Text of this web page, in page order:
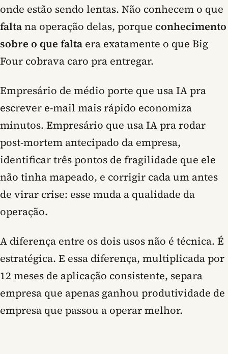
onde estão sendo lentas. Não conhecem o que
faltana operação delas, porque conhecimento
sobre o que falta era exatamente o que Big
Four cobrava caro pra entregar.
Empresário de médio porte que usa IA pra
escrever e-mail mais rápido economiza
minutos. Empresário que usa IA pra rodar
post-mortem antecipado da empresa,
identificar três pontos de fragilidade que ele
não tinha mapeado, e corrigir cada um antes
de virar crise: esse muda a qualidade da
operação.
A diferença entre os dois usos não é técnica. É
estratégica. E essa diferença, multiplicada por
12 meses de aplicação consistente, separa
empresa que apenas ganhou produtividade de
empresa que passou a operar melhor.